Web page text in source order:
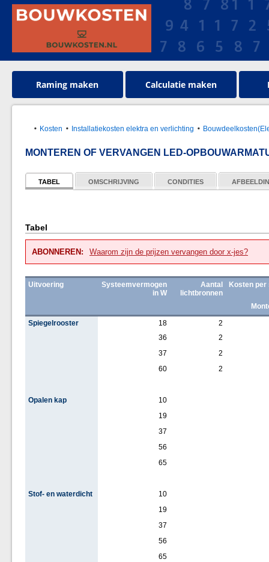
Raming maken Calculatie maken
Kosten Installatiekosten elektra en verlichting
MONTEREN OF VERVANGEN LED-
TABEL OMSCHRIJVING CONDITIES
Tabel
ABONNEREN: Waarom zijn de prijzen vervangen door x-jes?
Uitvoering
Systeemvermogen
in W
Aantal
lichtbronnen
Kosten per
Spiegelrooster
18
2
36
2
37
2
60
2
Opalen kap
10
19
37
56
65
Stof- en waterdicht
10
19
37
56
65